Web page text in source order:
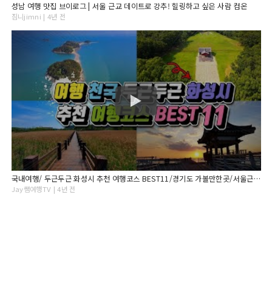
성남 여행 맛집 브이로그 | 서울 근교 데이트로 강추! 힐링하고 싶은 사람 컴온
짐니jimni | 4년 전
국내여행/ 두근두근 화성시 추천 여행코스 BEST11/경기도 가볼만한곳/서울근교 가볼만한곳/ 8월추천여행지 /9월추천여행지/당일치기 국내여행
Jay쌤여행TV | 4년 전